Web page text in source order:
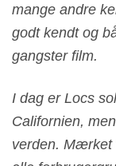
mange andre
godt kendt og
gangster film.
I dag er Locs
Californien,
verden. Mærket